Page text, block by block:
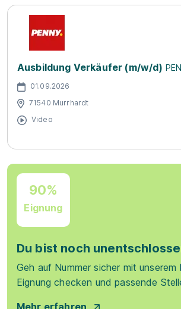
Ausbildung Verkäufer (m/w/d)
01.09.2026
71540 Murrhardt
Video
90%
Eignung
Du bist noch
Geh auf Nummer sicher mit
Eignung checken und passende
Mehr erfahren